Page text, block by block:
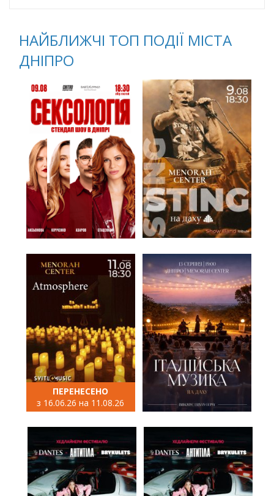
НАЙБЛИЖЧІ ТОП ПОДІЇ МІСТА
ДНІПРО
ПЕРЕНЕСЕНО
з 16.06.26 на 11.08.26